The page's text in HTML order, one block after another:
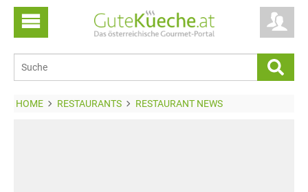
HOME RESTAURANTS RESTAURANT NEWS